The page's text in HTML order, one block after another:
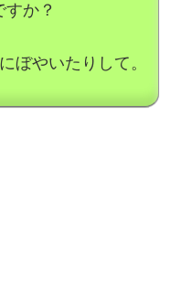
すか？
ぼやいたりして。